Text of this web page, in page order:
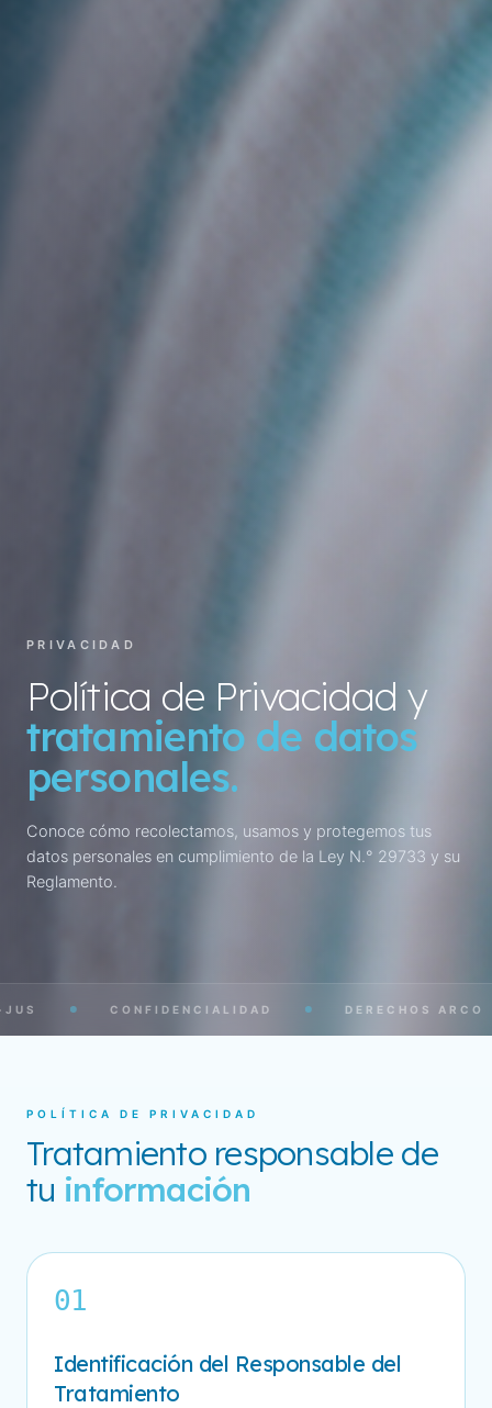
PRIVACIDAD
Política de Privacidad y
tratamiento de datos
personales.
Conoce cómo recolectamos, usamos y protegemos tus
datos personales en cumplimiento de la Ley N.° 29733 y su
Reglamento.
DERECHOS ARCO TRANSPARENCIA
POLÍTICA DE PRIVACIDAD
Tratamiento responsable de
tu información
01
Identificación del Responsable del
Tratamiento